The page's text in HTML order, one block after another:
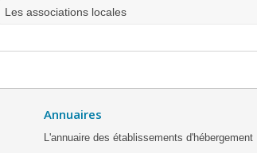
Les associations locales
Annuaires
L'annuaire des établissements d'hébergement